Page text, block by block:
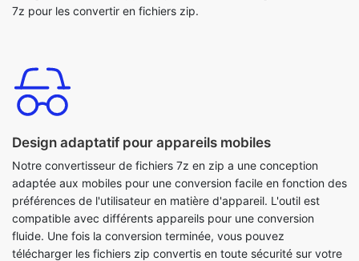
Notre convertisseur de fichiers 7z en zip a une conception
adaptée aux mobiles pour une conversion facile en fonction des
préférences de l'utilisateur en matière d'appareil. L'outil est
compatible avec différents appareils pour une conversion
fluide. Une fois la conversion terminée, vous pouvez
télécharger les fichiers zip convertis en toute sécurité sur votre
appareil préféré.